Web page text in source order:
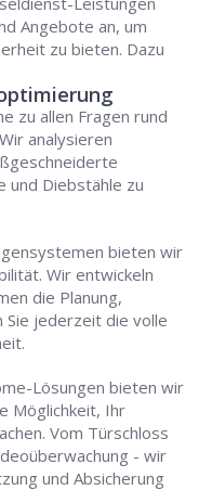
Angebote an, um
zu bieten. Dazu
zu allen Fragen rund
analysieren
und Diebstähle zu
bieten wir
Wir entwickeln
die Planung,
Sie jederzeit die volle
Lösungen bieten wir
Möglichkeit, Ihr
Vom Türschloss
- wir
und Absicherung